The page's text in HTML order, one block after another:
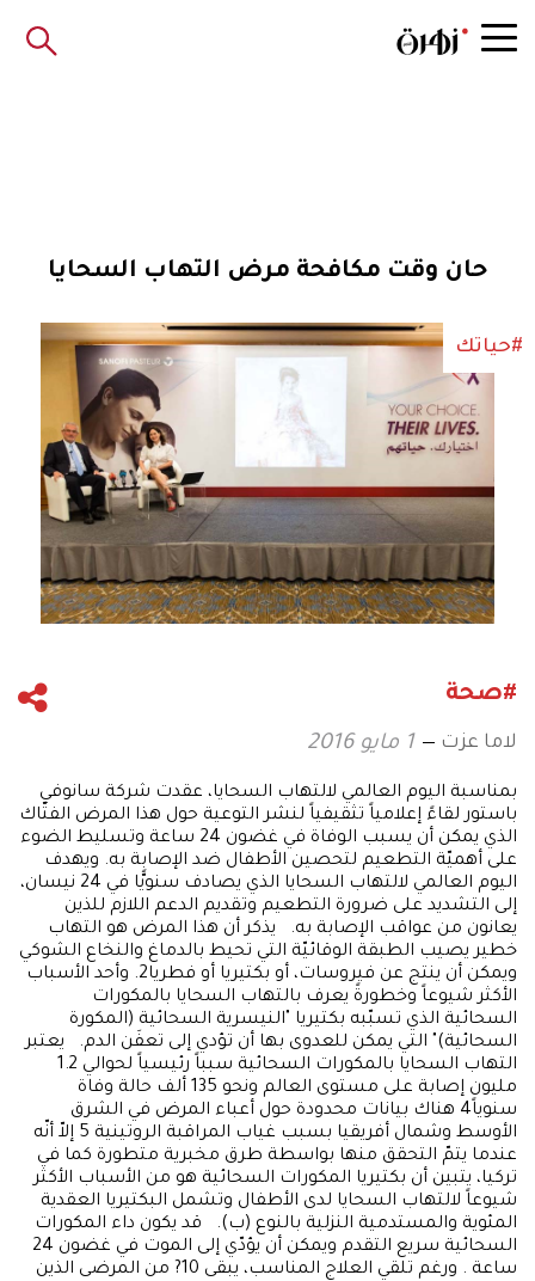
حان وقت مكافحة مرض التهاب السحايا
#حياتك
#صحة
لاما عزت 1 مايو 2016
بمناسبة اليوم العالمي لالتهاب السحايا، عقدت شركة سانوفي
باستور لقاءً إعلامياً تثقيفياً لنشر التوعية حول هذا المرض الفتّاك
الذي يمكن أن يسبب الوفاة في غضون 24 ساعة وتسليط الضوء
على أهميّة التطعيم لتحصين الأطفال ضد الإصابة به. ويهدف
اليوم العالمي لالتهاب السحايا الذي يصادف سنويًّا في 24 نيسان،
إلى التشديد على ضرورة التطعيم وتقديم الدعم اللازم للذين
يعانون من عواقب الإصابة به. يذكر أن هذا المرض هو التهاب
خطير يصيب الطبقة الوقائيّة التي تحيط بالدماغ والنخاع الشوكي
ويمكن أن ينتج عن فيروسات، أو بكتيريا أو فطريا2. وأحد الأسباب
الأكثر شيوعاً وخطورةً يعرف بالتهاب السحايا بالمكورات
السحائية الذي تسبّبه بكتيريا "النيسرية السحائية (المكورة
السحائية)" التي يمكن للعدوى بها أن تؤدي إلى تعفَن الدم. يعتبر
التهاب السحايا بالمكورات السحائية سبباً رئيسياً لحوالي 1.2
مليون إصابة على مستوى العالم ونحو 135 ألف حالة وفاة
سنوياً4 هناك بيانات محدودة حول أعباء المرض في الشرق
الأوسط وشمال أفريقيا بسبب غياب المراقبة الروتينية 5 إلاّ أنّه
عندما يتمّ التحقق منها بواسطة طرق مخبرية متطورة كما في
تركيا، يتبين أن بكتيريا المكورات السحائية هو من الأسباب الأكثر
شيوعاً لالتهاب السحايا لدى الأطفال وتشمل البكتيريا العقدية
المئوية والمستدمية النزلية بالنوع (ب). قد يكون داء المكورات
السحائية سريع التقدم ويمكن أن يؤدّي إلى الموت في غضون 24
ساعة . ورغم تلقي العلاج المناسب، يبقى 10? من المرضى الذين